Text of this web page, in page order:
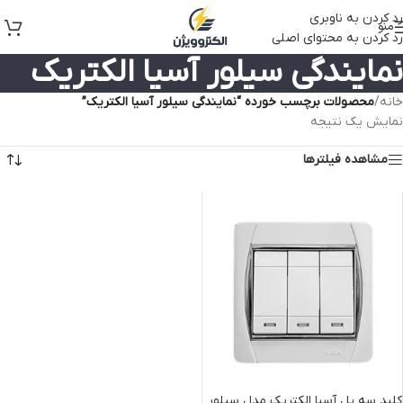
رد کردن به ناوبری
رد کردن به محتوای اصلی
منو
نمایندگی سیلور آسیا الکتریک
خانه/محصولات برچسب خورده “نمایندگی سیلور آسیا الکتریک”
نمایش یک نتیجه
مشاهده فیلترها